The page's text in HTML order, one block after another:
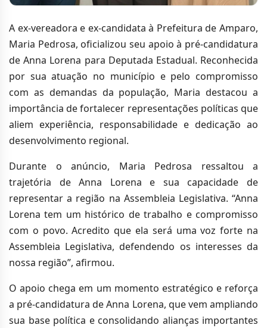
A ex-vereadora e ex-candidata à Prefeitura de Amparo,
Maria Pedrosa, oficializou seu apoio à pré-candidatura
de Anna Lorena para Deputada Estadual. Reconhecida
por sua atuação no município e pelo compromisso
com as demandas da população, Maria destacou a
importância de fortalecer representações políticas que
aliem experiência, responsabilidade e dedicação ao
desenvolvimento regional.
Durante o anúncio, Maria Pedrosa ressaltou a
trajetória de Anna Lorena e sua capacidade de
representar a região na Assembleia Legislativa. “Anna
Lorena tem um histórico de trabalho e compromisso
com o povo. Acredito que ela será uma voz forte na
Assembleia Legislativa, defendendo os interesses da
nossa região”, afirmou.
O apoio chega em um momento estratégico e reforça
a pré-candidatura de Anna Lorena, que vem ampliando
sua base política e consolidando alianças importantes